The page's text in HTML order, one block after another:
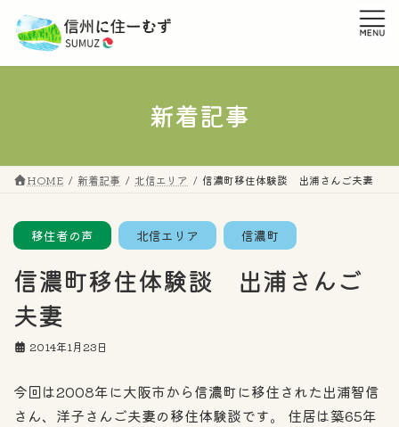
ン
プ
ー
動
新着記事
HOME 新着記事 北信エリア 信濃町移住体験談 出浦さんご夫妻
信濃町移住体験談 出浦さんご
夫妻
2014年1月23日
今回は2008年に大阪市から信濃町に移住された出浦智信
さん、洋子さんご夫妻の移住体験談です。 住居は築65年
北信エリア 信濃町
移住者の声